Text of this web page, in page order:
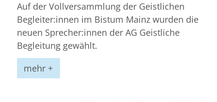
Auf der Vollversammlung der Geistlichen
Begleiter:innen im Bistum Mainz wurden die
neuen Sprecher:innen der AG Geistliche
Begleitung gewählt.
mehr +